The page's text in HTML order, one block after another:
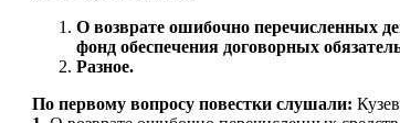
О возврате ошибочно перечисленных
фонд обеспечения договорных
Разное.
По первому вопросу повестки слушали: